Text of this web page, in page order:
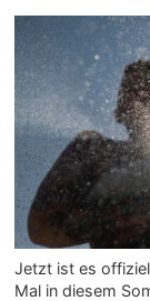
Jetzt ist es
Mal in diesem